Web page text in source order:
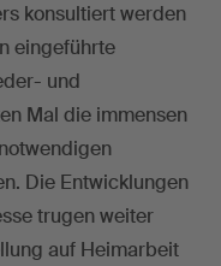
konsultiert werden
eingeführte
und
Mal die immensen
Die Entwicklungen
trugen weiter
auf Heimarbeit